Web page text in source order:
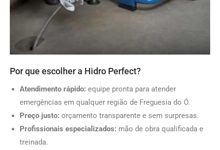
Por que escolher a Hidro Perfect?
Atendimento rápido: equipe pronta para atender
emergências em qualquer região de Freguesia do Ó.
Preço justo: orçamento transparente e sem surpresas.
Profissionais especializados: mão de obra qualificada e
treinada.